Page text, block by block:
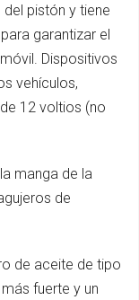
pistón y tiene
garantizar el
Dispositivos
vehículos,
12 voltios (no
manga de la
de
de aceite de tipo
fuerte y un